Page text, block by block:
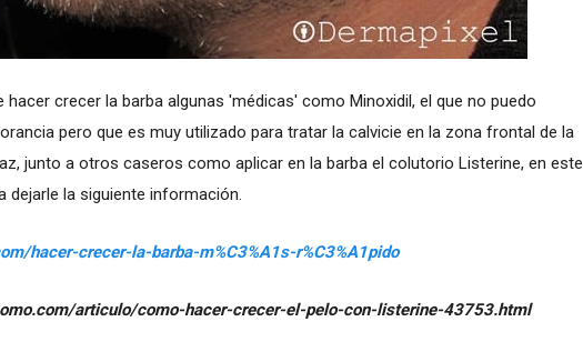
hacer crecer la barba algunas 'médicas' como Minoxidil, el que no puedo
pero que es muy utilizado para tratar la calvicie en la zona frontal de la
junto a otros caseros como aplicar en la barba el colutorio Listerine, en este
dejarle la siguiente información.
hacer-crecer-la-barba-m%C3%A1s-r%C3%A1pido
articulo/como-hacer-crecer-el-pelo-con-listerine-43753.html